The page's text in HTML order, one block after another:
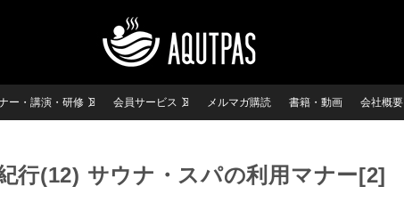
ー・講演・研修 会員サービス メルマガ購読 書籍・動画 会社概要
行(12) サウナ・スパの利用マナー[2]